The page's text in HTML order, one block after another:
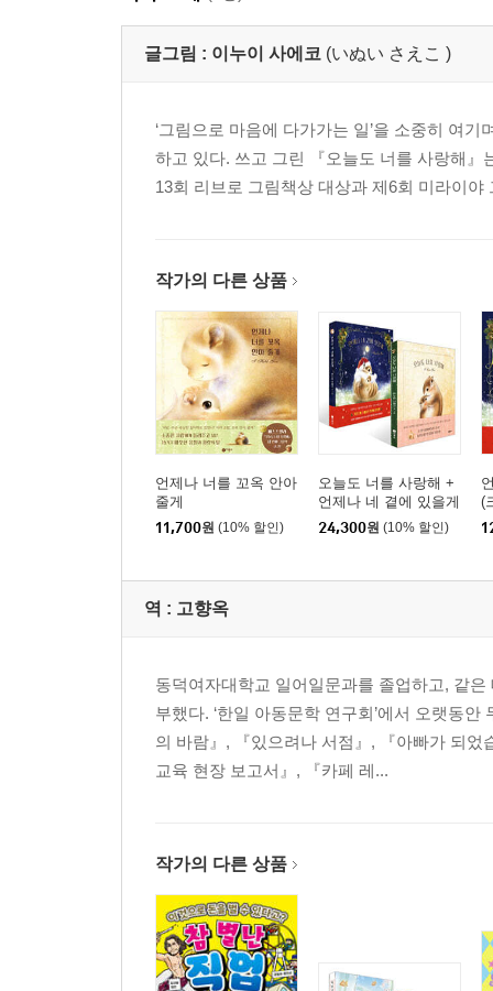
글그림 : 이누이 사에코 (いぬい さえこ )
‘그림으로 마음에 다가가는 일’을 소중히 여
하고 있다. 쓰고 그린 『오늘도 너를 사랑해
13회 리브로 그림책상 대상과 제6회 미라이
작가의 다른 상품
언제나 너를 꼬옥 안아
줄게
11,700원 (10% 할인)
오늘도 너를 사랑해 +
언제나 네 곁에 있을게
(크리스마스 에디션 리
커버) 세트
24,300원 (10% 할인)
(
역 : 고향옥
동덕여자대학교 일어일문과를 졸업하고, 같
부했다. ‘한일 아동문학 연구회’에서 오랫동
의 바람』, 『있으려나 서점』, 『아빠가 되
교육 현장 보고서』, 『카페 레...
작가의 다른 상품